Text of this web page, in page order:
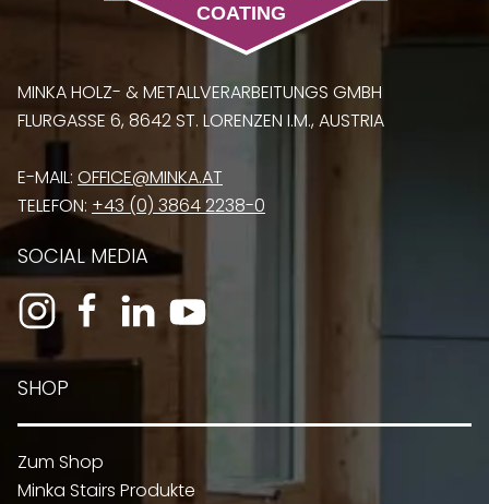
MINKA HOLZ- & METALLVERARBEITUNGS GMBH
FLURGASSE 6, 8642 ST. LORENZEN I.M., AUSTRIA
E-MAIL: OFFICE@MINKA.AT
TELEFON: +43 (0) 3864 2238-0
SOCIAL MEDIA
SHOP
Zum Shop
Minka Stairs Produkte